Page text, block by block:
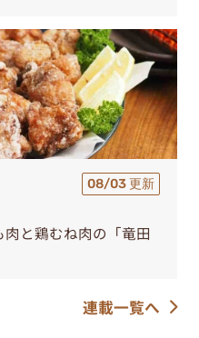
08/03 更新
と鶏むね肉の「竜田
連載一覧へ